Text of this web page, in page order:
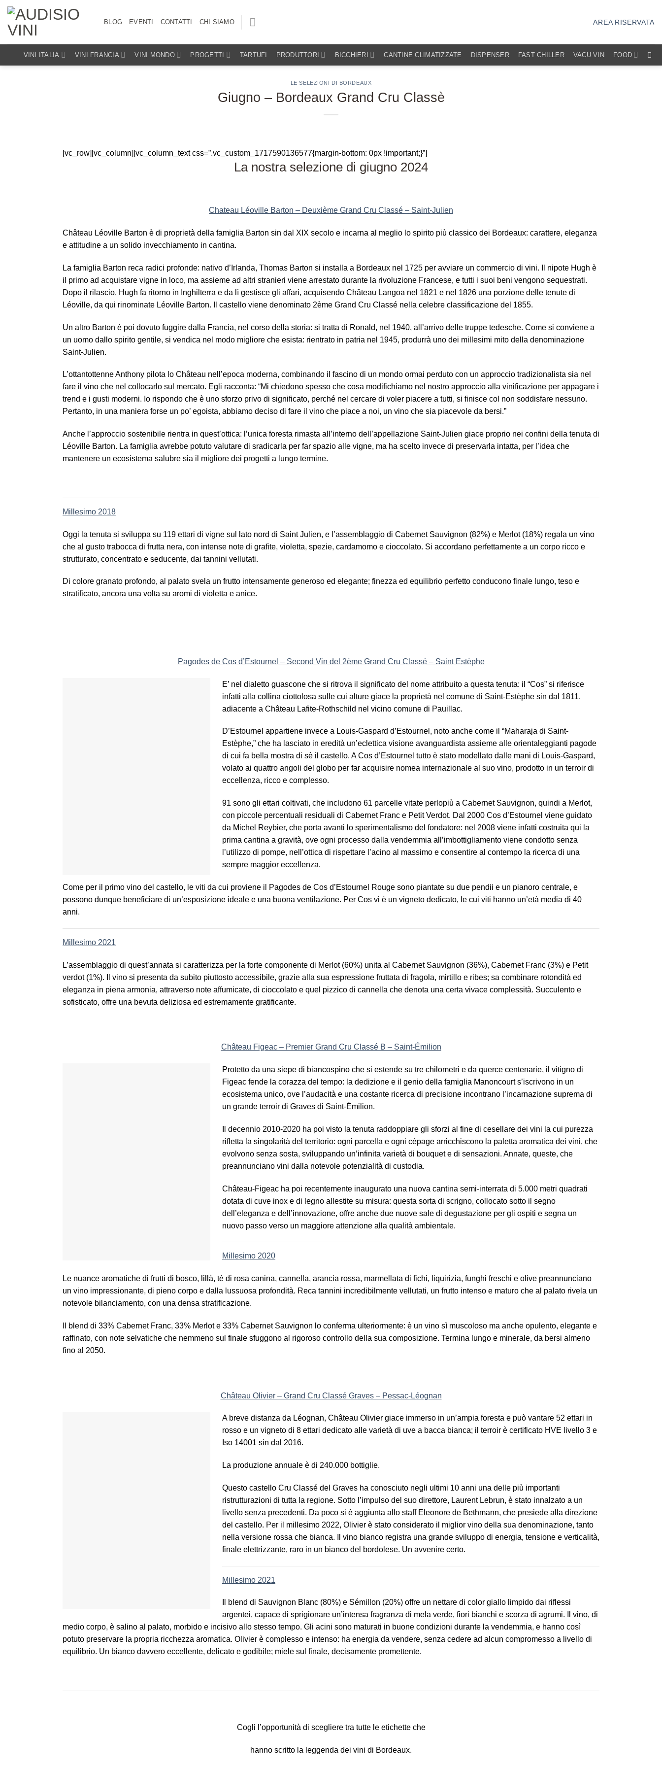
Salta
contenuti
BLOG EVENTI CONTATTI CHI SIAMO AREA RISERVATA
VINI ITALIA VINI FRANCIA VINI MONDO PROGETTI TARTUFI PRODUTTORI BICCHIERI CANTINE CLIMATIZZATE DISPENSER FAST CHILLER VACU VIN FOOD
LE SELEZIONI DI BORDEAUX
Giugno – Bordeaux Grand Cru Classè
[vc_row][vc_column][vc_column_text css=”.vc_custom_1717590136577{margin-bottom: 0px !important;}”]
La nostra selezione di giugno 2024
Chateau Léoville Barton – Deuxième Grand Cru Classé – Saint-Julien
Château Léoville Barton è di proprietà della famiglia Barton sin dal XIX secolo e incarna al meglio lo spirito più classico dei Bordeaux: carattere, eleganza
e attitudine a un solido invecchiamento in cantina.
La famiglia Barton reca radici profonde: nativo d’Irlanda, Thomas Barton si installa a Bordeaux nel 1725 per avviare un commercio di vini. Il nipote Hugh è
il primo ad acquistare vigne in loco, ma assieme ad altri stranieri viene arrestato durante la rivoluzione Francese, e tutti i suoi beni vengono sequestrati.
Dopo il rilascio, Hugh fa ritorno in Inghilterra e da lì gestisce gli affari, acquisendo Château Langoa nel 1821 e nel 1826 una porzione delle tenute di
Léoville, da qui rinominate Léoville Barton. Il castello viene denominato 2ème Grand Cru Classé nella celebre classificazione del 1855.
Un altro Barton è poi dovuto fuggire dalla Francia, nel corso della storia: si tratta di Ronald, nel 1940, all’arrivo delle truppe tedesche. Come si conviene a
un uomo dallo spirito gentile, si vendica nel modo migliore che esista: rientrato in patria nel 1945, produrrà uno dei millesimi mito della denominazione
Saint-Julien.
L’ottantottenne Anthony pilota lo Château nell’epoca moderna, combinando il fascino di un mondo ormai perduto con un approccio tradizionalista sia nel
fare il vino che nel collocarlo sul mercato. Egli racconta: “Mi chiedono spesso che cosa modifichiamo nel nostro approccio alla vinificazione per appagare i
trend e i gusti moderni. Io rispondo che è uno sforzo privo di significato, perché nel cercare di voler piacere a tutti, si finisce col non soddisfare nessuno.
Pertanto, in una maniera forse un po’ egoista, abbiamo deciso di fare il vino che piace a noi, un vino che sia piacevole da bersi.”
Anche l’approccio sostenibile rientra in quest’ottica: l’unica foresta rimasta all’interno dell’appellazione Saint-Julien giace proprio nei confini della tenuta di
Léoville Barton. La famiglia avrebbe potuto valutare di sradicarla per far spazio alle vigne, ma ha scelto invece di preservarla intatta, per l’idea che
mantenere un ecosistema salubre sia il migliore dei progetti a lungo termine.
Millesimo 2018
Oggi la tenuta si sviluppa su 119 ettari di vigne sul lato nord di Saint Julien, e l’assemblaggio di Cabernet Sauvignon (82%) e Merlot (18%) regala un vino
che al gusto trabocca di frutta nera, con intense note di grafite, violetta, spezie, cardamomo e cioccolato. Si accordano perfettamente a un corpo ricco e
strutturato, concentrato e seducente, dai tannini vellutati.
Di colore granato profondo, al palato svela un frutto intensamente generoso ed elegante; finezza ed equilibrio perfetto conducono finale lungo, teso e
stratificato, ancora una volta su aromi di violetta e anice.
Pagodes de Cos d’Estournel – Second Vin del 2ème Grand Cru Classé – Saint Estèphe
E’ nel dialetto guascone che si ritrova il significato del nome attribuito a questa tenuta: il “Cos” si riferisce
infatti alla collina ciottolosa sulle cui alture giace la proprietà nel comune di Saint-Estèphe sin dal 1811,
adiacente a Château Lafite-Rothschild nel vicino comune di Pauillac.
D’Estournel appartiene invece a Louis-Gaspard d’Estournel, noto anche come il “Maharaja di Saint-
Estèphe,” che ha lasciato in eredità un’eclettica visione avanguardista assieme alle orientaleggianti pagode
di cui fa bella mostra di sè il castello. A Cos d’Estournel tutto è stato modellato dalle mani di Louis-Gaspard,
volato ai quattro angoli del globo per far acquisire nomea internazionale al suo vino, prodotto in un terroir di
eccellenza, ricco e complesso.
91 sono gli ettari coltivati, che includono 61 parcelle vitate perlopiù a Cabernet Sauvignon, quindi a Merlot,
con piccole percentuali residuali di Cabernet Franc e Petit Verdot. Dal 2000 Cos d’Estournel viene guidato
da Michel Reybier, che porta avanti lo sperimentalismo del fondatore: nel 2008 viene infatti costruita qui la
prima cantina a gravità, ove ogni processo dalla vendemmia all’imbottigliamento viene condotto senza
l’utilizzo di pompe, nell’ottica di rispettare l’acino al massimo e consentire al contempo la ricerca di una
sempre maggior eccellenza.
Come per il primo vino del castello, le viti da cui proviene il Pagodes de Cos d’Estournel Rouge sono piantate su due pendii e un pianoro centrale, e
possono dunque beneficiare di un’esposizione ideale e una buona ventilazione. Per Cos vi è un vigneto dedicato, le cui viti hanno un’età media di 40
anni.
Millesimo 2021
L’assemblaggio di quest’annata si caratterizza per la forte componente di Merlot (60%) unita al Cabernet Sauvignon (36%), Cabernet Franc (3%) e Petit
verdot (1%). Il vino si presenta da subito piuttosto accessibile, grazie alla sua espressione fruttata di fragola, mirtillo e ribes; sa combinare rotondità ed
eleganza in piena armonia, attraverso note affumicate, di cioccolato e quel pizzico di cannella che denota una certa vivace complessità. Succulento e
sofisticato, offre una bevuta deliziosa ed estremamente gratificante.
Château Figeac – Premier Grand Cru Classé B – Saint-Émilion
Protetto da una siepe di biancospino che si estende su tre chilometri e da querce centenarie, il vitigno di
Figeac fende la corazza del tempo: la dedizione e il genio della famiglia Manoncourt s’iscrivono in un
ecosistema unico, ove l’audacità e una costante ricerca di precisione incontrano l’incarnazione suprema di
un grande terroir di Graves di Saint-Émilion.
Il decennio 2010-2020 ha poi visto la tenuta raddoppiare gli sforzi al fine di cesellare dei vini la cui purezza
rifletta la singolarità del territorio: ogni parcella e ogni cépage arricchiscono la paletta aromatica dei vini, che
evolvono senza sosta, sviluppando un’infinita varietà di bouquet e di sensazioni. Annate, queste, che
preannunciano vini dalla notevole potenzialità di custodia.
Château-Figeac ha poi recentemente inaugurato una nuova cantina semi-interrata di 5.000 metri quadrati
dotata di cuve inox e di legno allestite su misura: questa sorta di scrigno, collocato sotto il segno
dell’eleganza e dell’innovazione, offre anche due nuove sale di degustazione per gli ospiti e segna un
nuovo passo verso un maggiore attenzione alla qualità ambientale.
Millesimo 2020
Le nuance aromatiche di frutti di bosco, lillà, tè di rosa canina, cannella, arancia rossa, marmellata di fichi, liquirizia, funghi freschi e olive preannunciano
un vino impressionante, di pieno corpo e dalla lussuosa profondità. Reca tannini incredibilmente vellutati, un frutto intenso e maturo che al palato rivela un
notevole bilanciamento, con una densa stratificazione.
Il blend di 33% Cabernet Franc, 33% Merlot e 33% Cabernet Sauvignon lo conferma ulteriormente: è un vino sì muscoloso ma anche opulento, elegante e
raffinato, con note selvatiche che nemmeno sul finale sfuggono al rigoroso controllo della sua composizione. Termina lungo e minerale, da bersi almeno
fino al 2050.
Château Olivier – Grand Cru Classé Graves – Pessac-Léognan
A breve distanza da Léognan, Château Olivier giace immerso in un’ampia foresta e può vantare 52 ettari in
rosso e un vigneto di 8 ettari dedicato alle varietà di uve a bacca bianca; il terroir è certificato HVE livello 3 e
Iso 14001 sin dal 2016.
La produzione annuale è di 240.000 bottiglie.
Questo castello Cru Classé del Graves ha conosciuto negli ultimi 10 anni una delle più importanti
ristrutturazioni di tutta la regione. Sotto l’impulso del suo direttore, Laurent Lebrun, è stato innalzato a un
livello senza precedenti. Da poco si è aggiunta allo staff Eleonore de Bethmann, che presiede alla direzione
del castello. Per il millesimo 2022, Olivier è stato considerato il miglior vino della sua denominazione, tanto
nella versione rossa che bianca. Il vino bianco registra una grande sviluppo di energia, tensione e verticalità,
finale elettrizzante, raro in un bianco del bordolese. Un avvenire certo.
Millesimo 2021
Il blend di Sauvignon Blanc (80%) e Sémillon (20%) offre un nettare di color giallo limpido dai riflessi
argentei, capace di sprigionare un’intensa fragranza di mela verde, fiori bianchi e scorza di agrumi. Il vino, di
medio corpo, è salino al palato, morbido e incisivo allo stesso tempo. Gli acini sono maturati in buone condizioni durante la vendemmia, e hanno così
potuto preservare la propria ricchezza aromatica. Olivier è complesso e intenso: ha energia da vendere, senza cedere ad alcun compromesso a livello di
equilibrio. Un bianco davvero eccellente, delicato e godibile; miele sul finale, decisamente promettente.
Cogli l’opportunità di scegliere tra tutte le etichette che
hanno scritto la leggenda dei vini di Bordeaux.